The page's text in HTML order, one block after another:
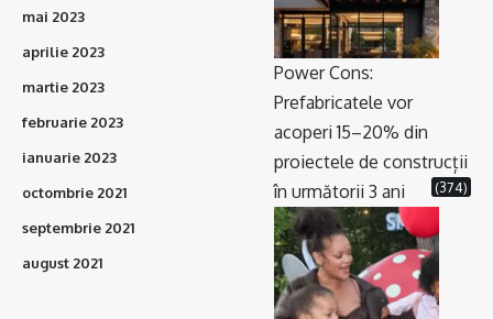
mai 2023
aprilie 2023
martie 2023
februarie 2023
ianuarie 2023
octombrie 2021
septembrie 2021
august 2021
Power Cons:
Prefabricatele vor
acoperi 15–20% din
proiectele de construcții
în următorii 3 ani
(374)